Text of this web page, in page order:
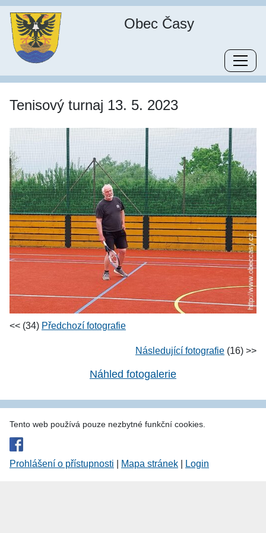
Obec Časy
Tenisový turnaj 13. 5. 2023
<< (34) Předchozí fotografie
Následující fotografie (16) >>
Náhled fotogalerie
Tento web používá pouze nezbytné funkční cookies.
Prohlášení o přístupnosti Mapa stránek Login